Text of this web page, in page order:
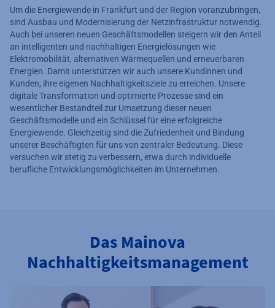
Um die Energiewende in Frankfurt und der Region voranzubringen,
sind Ausbau und Modernisierung der Netzinfrastruktur notwendig.
Auch bei unseren neuen Geschäftsmodellen steigern wir den Anteil
an intelligenten und nachhaltigen Energielösungen wie
Elektromobilität, alternativen Wärmequellen und erneuerbaren
Energien. Damit unterstützen wir auch unsere Kundinnen und
Kunden, ihre eigenen Nachhaltigkeitsziele zu erreichen. Unsere
digitale Transformation und optimierte Prozesse sind ein
wesentlicher Bestandteil zur Umsetzung dieser neuen
Geschäftsmodelle und ein Schlüssel für eine erfolgreiche
Energiewende. Gleichzeitig sind die Zufriedenheit und Bindung
unserer Beschäftigten für uns von zentraler Bedeutung. Diese
versuchen wir stetig zu verbessern, etwa durch individuelle
berufliche Entwicklungsmöglichkeiten im Unternehmen.
Das Mainova
Nachhaltigkeitsmanagement